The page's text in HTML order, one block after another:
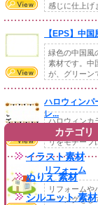
感じに仕上げ
【EPS】中
緑色の中国風
素材です。中
が、グリーン
ハロウィンパ
レ...
ハロウィンカ
ッグとカボチ
リをモチーフ
ィンパーティ
リフォーム
リフォームや
ーニングをし
カテゴリ
イラスト素材
ぬりえ 素材
シルエット 素材